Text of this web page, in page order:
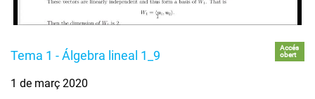
Tema 1 - Álgebra lineal 1_9
Accés
obert
1 de març 2020